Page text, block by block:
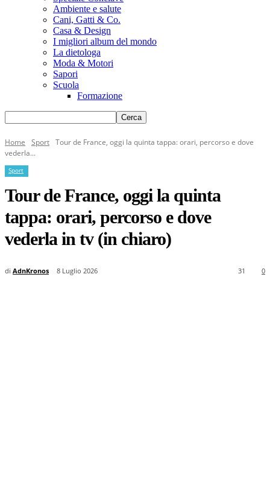
Ambiente e salute
Cani, Gatti & Co.
Casa & Design
I migliori album del mondo
La dietologa
Moda & Motori
Sapori
Scuola
Formazione
Home Sport Tour de France, oggi la quinta tappa: orari, percorso e dove
vederla...
Sport
Tour de France, oggi la quinta
tappa: orari, percorso e dove
vederla in tv (in chiaro)
di AdnKronos 8 Luglio 2026 0
31